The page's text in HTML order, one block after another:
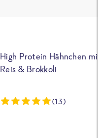
High Protein Hähnchen
Reis & Brokkoli
(13)